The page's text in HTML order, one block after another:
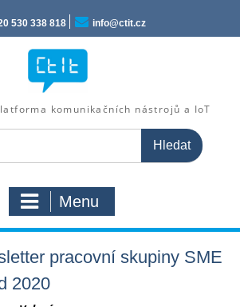
530 338 818 info@ctit.cz
komunikačních nástrojů a IoT
Menu
pracovní skupiny SME
2020